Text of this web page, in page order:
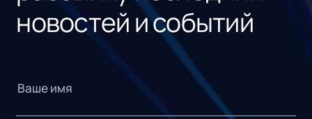
новостей и событий